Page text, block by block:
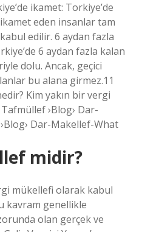
ikamet: Torkiye’de
eden insanlar tam
edilir. 6 aydan fazla
6 aydan fazla kalan
dolu. Ancak, geçici
bu alana girmez.11
Kim yakın bir vergi
›Blog› Dar-
Dar-Makellef-What
midir?
mükellefi olarak kabul
kavram genellikle
olan gerçek ve